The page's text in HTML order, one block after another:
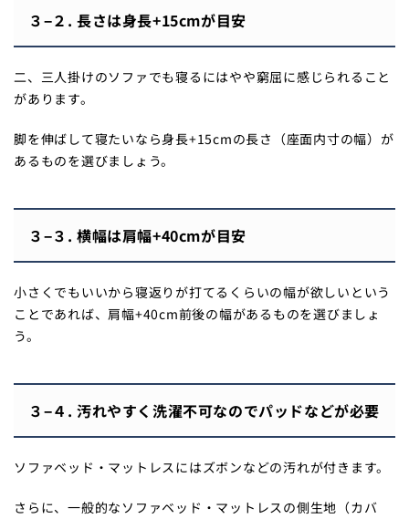
３−２. 長さは身長+15cmが目安
二、三人掛けのソファでも寝るにはやや窮屈に感じられること
があります。
脚を伸ばして寝たいなら身長+15cmの長さ（座面内寸の幅）が
あるものを選びましょう。
３−３. 横幅は肩幅+40cmが目安
小さくでもいいから寝返りが打てるくらいの幅が欲しいという
ことであれば、肩幅+40cm前後の幅があるものを選びましょ
う。
３−４. 汚れやすく洗濯不可なのでパッドなどが必要
ソファベッド・マットレスにはズボンなどの汚れが付きます。
さらに、一般的なソファベッド・マットレスの側生地（カバ